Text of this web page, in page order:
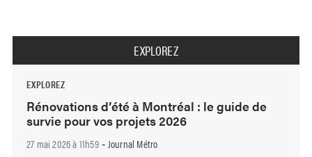
EXPLOREZ
EXPLOREZ
Rénovations d’été à Montréal : le guide de
survie pour vos projets 2026
27 mai 2026 à 11h59- Journal Métro